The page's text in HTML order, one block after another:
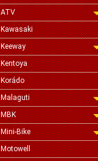
ATV
Kawasaki
Keeway
Kentoya
Korádo
Malaguti
MBK
Mini-Bike
Motowell